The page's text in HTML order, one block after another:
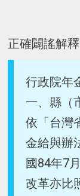
正確闢謠解釋
行政院年
一、縣（
依「台灣
金給與辦
國84年7
改革亦比